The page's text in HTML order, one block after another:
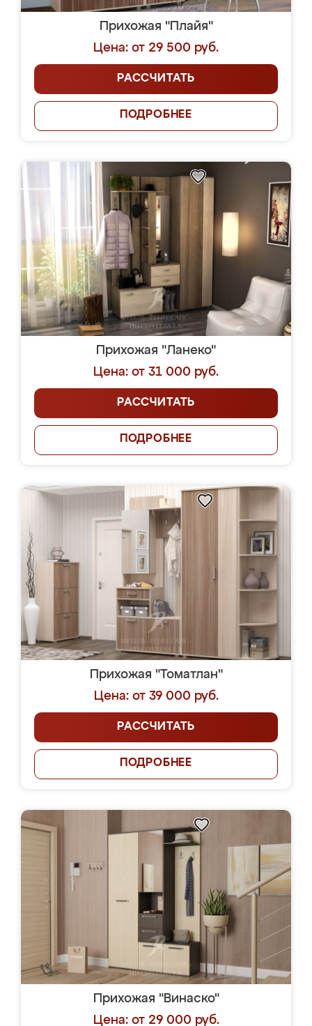
Прихожая "Плайя"
Цена: от 29 500 руб.
РАССЧИТАТЬ
ПОДРОБНЕЕ
Прихожая "Ланеко"
Цена: от 31 000 руб.
РАССЧИТАТЬ
ПОДРОБНЕЕ
Прихожая "Томатлан"
Цена: от 39 000 руб.
РАССЧИТАТЬ
ПОДРОБНЕЕ
Прихожая "Винаско"
Цена: от 29 000 руб.